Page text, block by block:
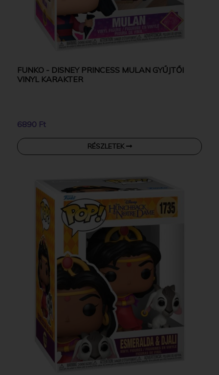
FUNKO - DISNEY PRINCESS MULAN GYŰJTŐI
VINYL KARAKTER
6890 Ft
RÉSZLETEK